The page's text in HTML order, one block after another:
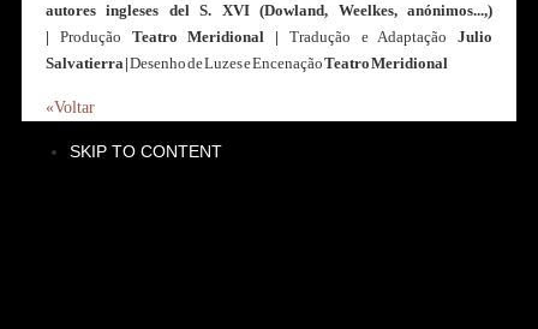
autores ingleses del S. XVI (Dowland, Weelkes, anónimos...,)
| Produção Teatro Meridional | Tradução e Adaptação Julio
Salvatierra|Desenho de Luzes e EncenaçãoTeatro Meridional
«Voltar
SKIP TO CONTENT